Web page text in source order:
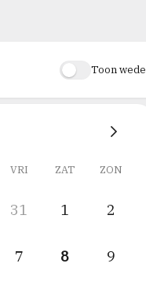
Toon
VRI ZAT ZON
31 1 2
7 8 9